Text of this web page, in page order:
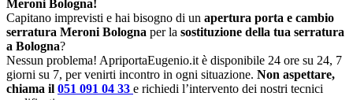
Meroni Bologna!
Capitano imprevisti e hai bisogno di un apertura porta e cambio
serratura Meroni Bologna per la sostituzione della tua serratura
a Bologna?
Nessun problema! ApriportaEugenio.it è disponibile 24 ore su 24, 7
giorni su 7, per venirti incontro in ogni situazione. Non aspettare,
chiama il 051 091 04 33 e richiedi l’intervento dei nostri tecnici